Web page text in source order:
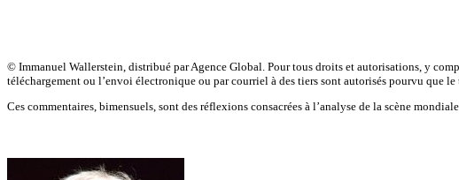
© Immanuel Wallerstein, distribué par Agence Global. Pour tous droits et autorisations, y
téléchargement ou l’envoi électronique ou par courriel à des tiers sont autorisés pourvu que
Ces commentaires, bimensuels, sont des réflexions consacrées à l’analyse de la scène